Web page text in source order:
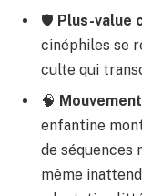
🛡️ Plus-value
cinéphiles se
culte qui
🧠
enfantine
de séquences
même